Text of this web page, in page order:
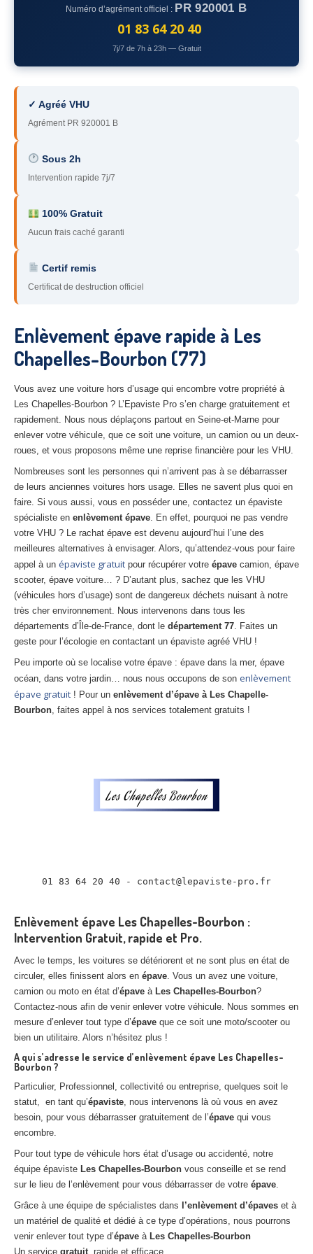
– Yvelines
– Hauts-de-Seine
93– Seine-Saint-Denis
94 – Val-de-Marne
95– Val d’Oise
91 – Essonne
– Yonne
60 – Oise
45 – Loiret
10– Aube
– Aisne
Tousles secteurs
VHU AGRÉE
Centreagréé VHU Paris 75 : casse auto avec destruction
Centre agréé VHU 77 : casse auto avec destruction
Centre agréé VHU 78 : casse auto avec destruction
Centreagréé VHU 91 : casse auto avec destruction
Centreagréé VHU 92 : casse auto avec destruction
Centreagréé VHU 93 : casse auto avec destruction
Centreagréé VHU 94 : casse auto avec destruction
Centreagréé VHU 95 : casse auto avec destruction
DOCUMENTSÀ JOINDRE
01 83 64 20 40
Numéro d’agrément officiel : PR 920001 B
01 83 64 20 40
7j/7 de 7h à 23h — Gratuit
✓ Agréé VHU
Agrément PR 920001 B
Sous 2h
Intervention rapide 7j/7
100% Gratuit
Aucun frais caché garanti
Certif remis
Certificat de destruction officiel
Enlèvement épave rapide à Les
Chapelles-Bourbon (77)
Vous avez une voiture hors d’usage qui encombre votre propriété à
Les Chapelles-Bourbon ? L’Epaviste Pro s’en charge gratuitement et
rapidement. Nous nous déplaçons partout en Seine-et-Marne pour
enlever votre véhicule, que ce soit une voiture, un camion ou un deux-
roues, et vous proposons même une reprise financière pour les VHU.
Nombreuses sont les personnes qui n’arrivent pas à se débarrasser
de leurs anciennes voitures hors usage. Elles ne savent plus quoi en
faire. Si vous aussi, vous en posséder une, contactez un épaviste
spécialiste en enlèvement épave. En effet, pourquoi ne pas vendre
votre VHU ? Le rachat épave est devenu aujourd’hui l’une des
meilleures alternatives à envisager. Alors, qu’attendez-vous pour faire
appel à un épaviste gratuit pour récupérer votre épave camion, épave
scooter, épave voiture… ? D’autant plus, sachez que les VHU
(véhicules hors d’usage) sont de dangereux déchets nuisant à notre
très cher environnement. Nous intervenons dans tous les
départements d’Île-de-France, dont le département 77. Faites un
geste pour l’écologie en contactant un épaviste agréé VHU !
Peu importe où se localise votre épave : épave dans la mer, épave
océan, dans votre jardin… nous nous occupons de son enlèvement
épave gratuit ! Pour un enlèvement d’épave à Les Chapelle-
Bourbon, faites appel à nos services totalement gratuits !
01 83 64 20 40 - contact@lepaviste-pro.fr
Enlèvement épave Les Chapelles-Bourbon :
Intervention Gratuit, rapide et Pro.
Avec le temps, les voitures se détériorent et ne sont plus en état de
circuler, elles finissent alors en épave. Vous un avez une voiture,
camion ou moto en état d’épave à Les Chapelles-Bourbon?
Contactez-nous afin de venir enlever votre véhicule. Nous sommes en
mesure d’enlever tout type d’épave que ce soit une moto/scooter ou
bien un utilitaire. Alors n’hésitez plus !
A qui s’adresse le service d’enlèvement épave Les Chapelles-
Bourbon ?
Particulier, Professionnel, collectivité ou entreprise, quelques soit le
statut, en tant qu’épaviste, nous intervenons là où vous en avez
besoin, pour vous débarrasser gratuitement de l’épave qui vous
encombre.
Pour tout type de véhicule hors état d’usage ou accidenté, notre
équipe épaviste Les Chapelles-Bourbon vous conseille et se rend
sur le lieu de l’enlèvement pour vous débarrasser de votre épave.
Grâce à une équipe de spécialistes dans
l’enlèvement d’épaves et à
un matériel de qualité et dédié à ce type d’opérations, nous pourrons
venir enlever tout type d’épave à Les Chapelles-Bourbon
Un service gratuit , rapide et efficace